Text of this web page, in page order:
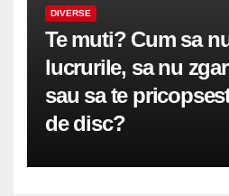
DIVERSE
Te muti? Cum sa
lucrurile, sa nu
sau sa te
de disc?